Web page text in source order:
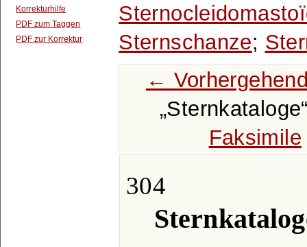
Korrekturhilfe
PDF zum Taggen
PDF zur Korrektur
Sternschanze;
←
Sternkataloge
Faksimile
304